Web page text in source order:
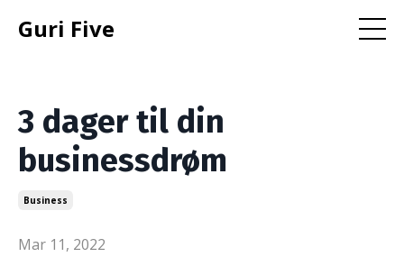
Guri Five
3 dager til din
businessdrøm
Business
Mar 11, 2022